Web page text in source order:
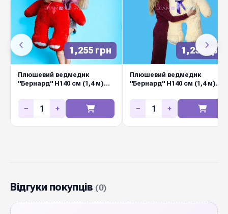
березня. Замовляйте оптом у Diamond Pack —
популярні сезонні позиції завжди в наявності.
1,255 грн
Плюшевий ведмедик
"Бернард" Н140 см (1,4 м)
− +
1,255 грн
Плюшевий ведмедик
"Бернард" Н140 см (1,4 м)
− +
Відгуки покупців (0)